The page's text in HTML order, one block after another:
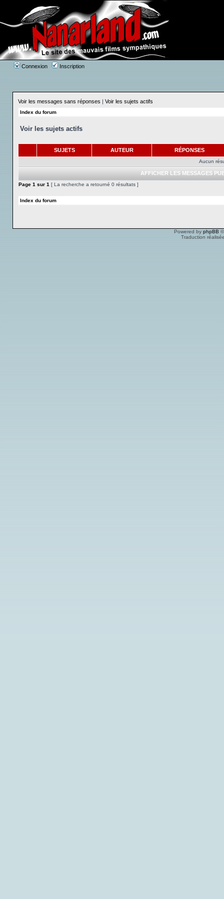
Connexion Inscription
Voir les messages sans réponses | Voir les sujets actifs
Index du forum
Voir les sujets actifs
SUJETS AUTEUR RÉPONSES
Aucun
AFFICHER LES MESSAGES
Page 1 sur 1 [ La recherche a retourné 0 résultats ]
Index du forum
Powered byphpBB©
Traduction